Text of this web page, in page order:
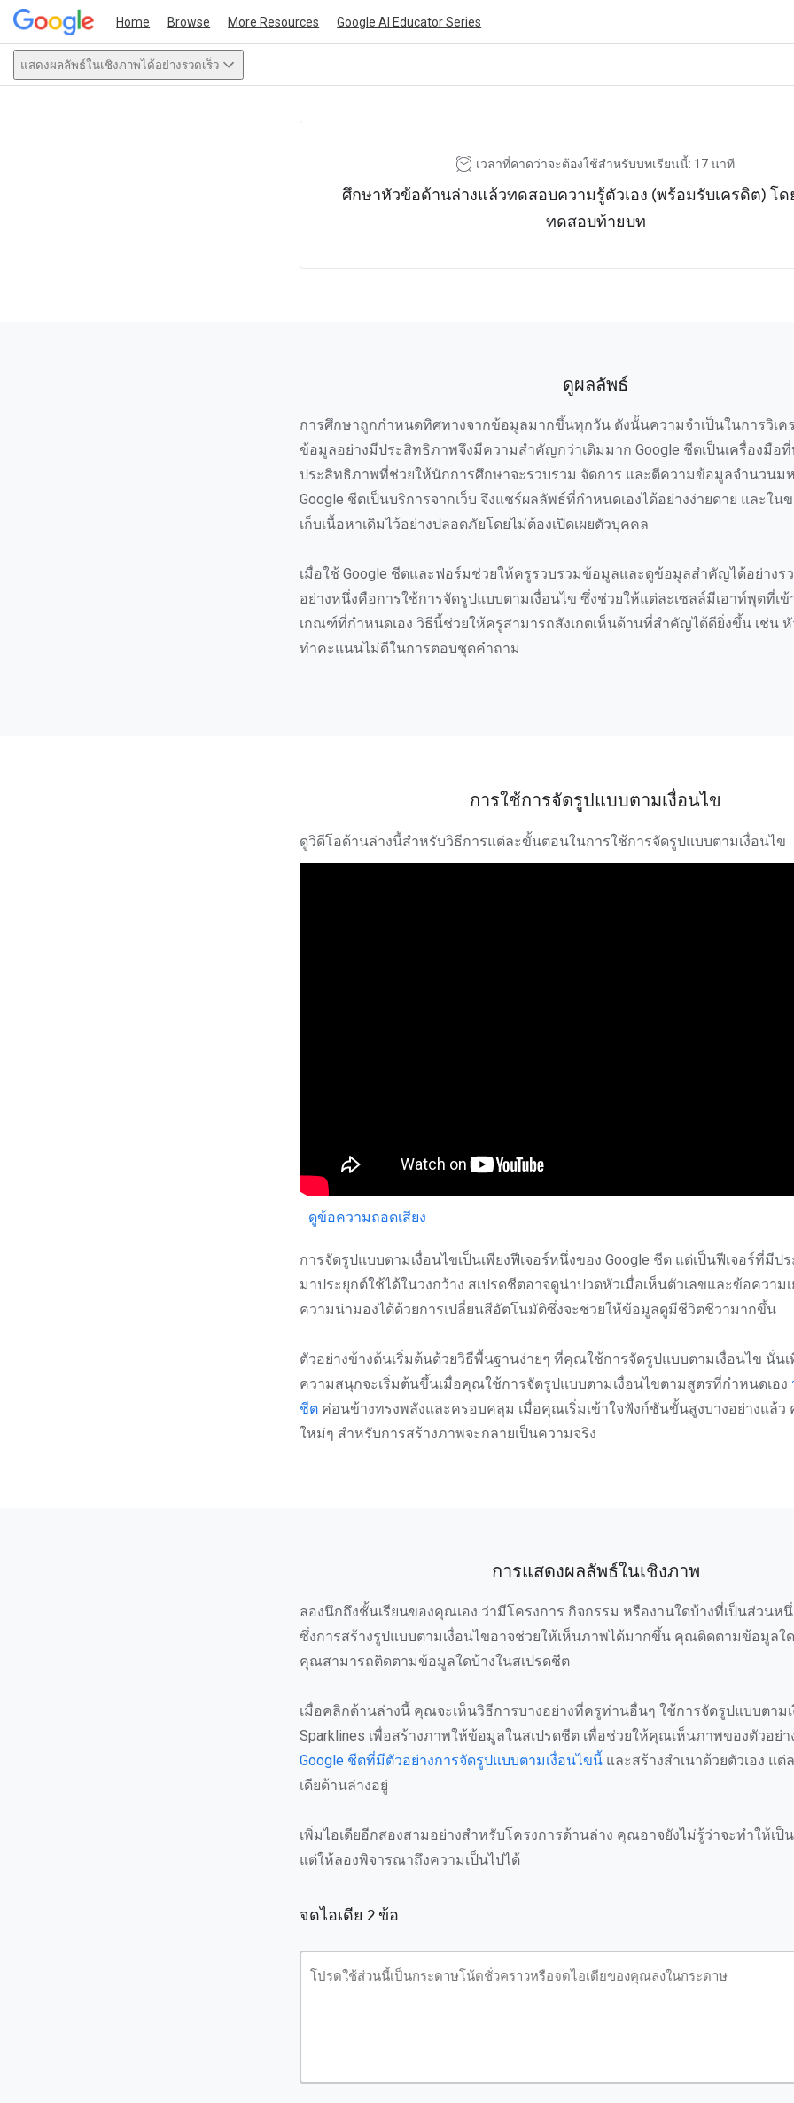
Home Browse More Resources Google AI Educator Series
แสดงผลลัพธ์ในเชิงภาพได้อย่างรวดเร็ว
เวลาที่คาดว่าจะต้องใช้สำหรับบทเรียนนี้: 17 นาที
ศึกษาหัวข้อด้านล่างแล้วทดสอบความรู้ตัวเอง (พร้อมรับเครดิต) โ
ทดสอบท้ายบท
ดูผลลัพธ์
การศึกษาถูกกำหนดทิศทางจากข้อมูลมากขึ้นทุกวัน ดังนั้นความจำเป็นในการวิเค
ข้อมูลอย่างมีประสิทธิภาพจึงมีความสำคัญกว่าเดิมมาก Google ชีตเป็นเครื่องมือที่
ประสิทธิภาพที่ช่วยให้นักการศึกษาจะรวบรวม จัดการ และตีความข้อมูลจำนวนมห
Google ชีตเป็นบริการจากเว็บ จึงแชร์ผลลัพธ์ที่กำหนดเองได้อย่างง่ายดาย และใน
เก็บเนื้อหาเดิมไว้อย่างปลอดภัยโดยไม่ต้องเปิดเผยตัวบุคคล
เมื่อใช้ Google ชีตและฟอร์มช่วยให้ครูรวบรวมข้อมูลและดูข้อมูลสำคัญได้อย่างรว
อย่างหนึ่งคือการใช้การจัดรูปแบบตามเงื่อนไข ซึ่งช่วยให้แต่ละเซลล์มีเอาท์พุตที่เ
เกณฑ์ที่กำหนดเอง วิธีนี้ช่วยให้ครูสามารถสังเกตเห็นด้านที่สำคัญได้ดียิ่งขึ้น เช่น
ทำคะแนนไม่ดีในการตอบชุดคำถาม
การใช้การจัดรูปแบบตามเงื่อนไข
ดูวิดีโอด้านล่างนี้สำหรับวิธีการแต่ละขั้นตอนในการใช้การจัดรูปแบบตามเงื่อนไข
ดูข้อความถอดเสียง
การจัดรูปแบบตามเงื่อนไขเป็นเพียงฟีเจอร์หนึ่งของ Google ชีต แต่เป็นฟีเจอร์ที่มีป
มาประยุกต์ใช้ได้ในวงกว้าง สเปรดชีตอาจดูน่าปวดหัวเมื่อเห็นตัวเลขและข้อความ
ความน่ามองได้ด้วยการเปลี่ยนสีอัตโนมัติซึ่งจะช่วยให้ข้อมูลดูมีชีวิตชีวามากขึ้น
ตัวอย่างข้างต้นเริ่มต้นด้วยวิธีพื้นฐานง่ายๆ ที่คุณใช้การจัดรูปแบบตามเงื่อนไข นั่น
ความสนุกจะเริ่มต้นขึ้นเมื่อคุณใช้การจัดรูปแบบตามเงื่อนไขตามสูตรที่กำหนดเอง
ชีต ค่อนข้างทรงพลังและครอบคลุม เมื่อคุณเริ่มเข้าใจฟังก์ชันขั้นสูงบางอย่างแล้ว
ใหม่ๆ สำหรับการสร้างภาพจะกลายเป็นความจริง
การแสดงผลลัพธ์ในเชิงภาพ
ลองนึกถึงชั้นเรียนของคุณเอง ว่ามีโครงการ กิจกรรม หรืองานใดบ้างที่เป็นส่วนห
ซึ่งการสร้างรูปแบบตามเงื่อนไขอาจช่วยให้เห็นภาพได้มากขึ้น คุณติดตามข้อมูลใ
คุณสามารถติดตามข้อมูลใดบ้างในสเปรดชีต
เมื่อคลิกด้านล่างนี้ คุณจะเห็นวิธีการบางอย่างที่ครูท่านอื่นๆ ใช้การจัดรูปแบบตาม
Sparklines เพื่อสร้างภาพให้ข้อมูลในสเปรดชีต เพื่อช่วยให้คุณเห็นภาพของตัวอย่า
Google ชีตที่มีตัวอย่างการจัดรูปแบบตามเงื่อนไขนี้ และสร้างสำเนาด้วยตัวเอง แ
เดียด้านล่างอยู่
เพิ่มไอเดียอีกสองสามอย่างสำหรับโครงการด้านล่าง คุณอาจยังไม่รู้ว่าจะทำให้เป็น
แต่ให้ลองพิจารณาถึงความเป็นไปได้
จดไอเดีย 2 ข้อ